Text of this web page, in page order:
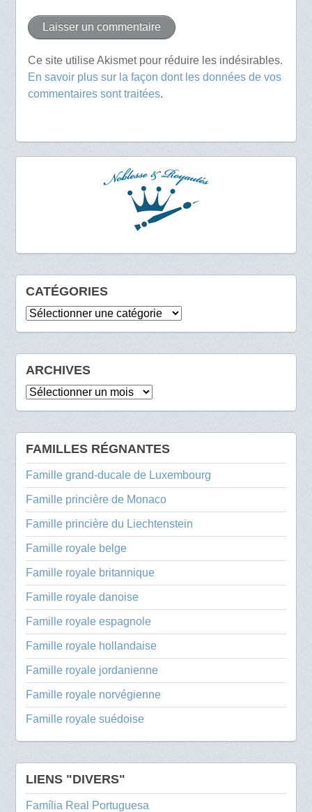
Ce site utilise Akismet pour réduire les indésirables.
En savoir plus sur la façon dont les données de vos
commentaires sont traitées.
CATÉGORIES
Catégories
ARCHIVES
Archives
FAMILLES RÉGNANTES
Famille grand-ducale de Luxembourg
Famille princière de Monaco
Famille princière du Liechtenstein
Famille royale belge
Famille royale britannique
Famille royale danoise
Famille royale espagnole
Famille royale hollandaise
Famille royale jordanienne
Famille royale norvégienne
Famille royale suédoise
LIENS "DIVERS"
Família Real Portuguesa